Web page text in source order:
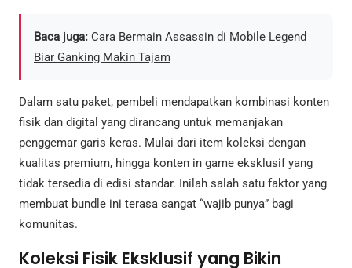
Baca juga: Cara Bermain Assassin di Mobile Legend
Biar Ganking Makin Tajam
Dalam satu paket, pembeli mendapatkan kombinasi konten
fisik dan digital yang dirancang untuk memanjakan
penggemar garis keras. Mulai dari item koleksi dengan
kualitas premium, hingga konten in game eksklusif yang
tidak tersedia di edisi standar. Inilah salah satu faktor yang
membuat bundle ini terasa sangat “wajib punya” bagi
komunitas.
Koleksi Fisik Eksklusif yang Bikin